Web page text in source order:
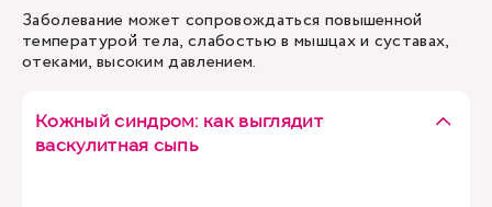
Заболевание может сопровождаться повышенной
температурой тела, слабостью в мышцах и суставах,
отеками, высоким давлением.
Кожный синдром: как выглядит
васкулитная сыпь